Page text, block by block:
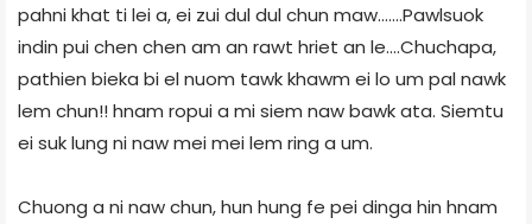
pahni khat ti lei a, ei zui dul dul chun maw…….Pawlsuok
indin pui chen chen am an rawt hriet an le….Chuchapa,
pathien bieka bi el nuom tawk khawm ei lo um pal nawk
lem chun!! hnam ropui a mi siem naw bawk ata. Siemtu
ei suk lung ni naw mei mei lem ring a um.
Chuong a ni naw chun, hun hung fe pei dinga hin hnam